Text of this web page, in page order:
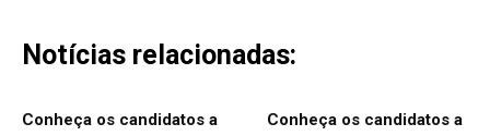
Notícias relacionadas:
Conheça os candidatos a
Conheça os candidatos a